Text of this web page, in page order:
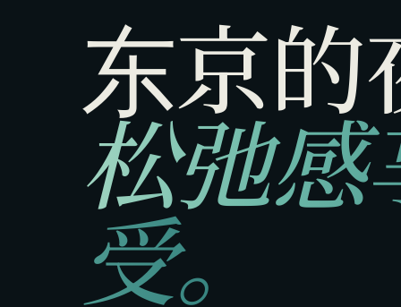
东京的
松弛感
受。